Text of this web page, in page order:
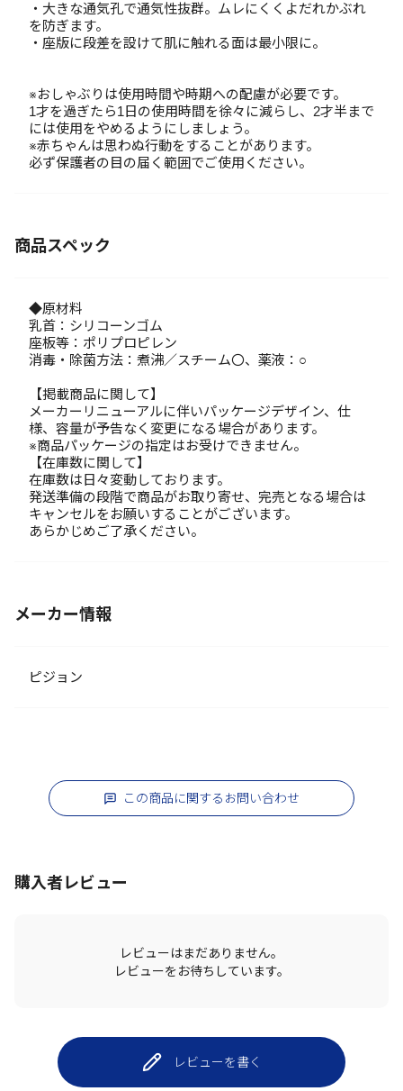
・大きな通気孔で通気性抜群。ムレにくくよだれかぶれ
を防ぎます。
・座版に段差を設けて肌に触れる面は最小限に。
※おしゃぶりは使用時間や時期への配慮が必要です。
1才を過ぎたら1日の使用時間を徐々に減らし、2才半まで
には使用をやめるようにしましょう。
※赤ちゃんは思わぬ行動をすることがあります。
必ず保護者の目の届く範囲でご使用ください。
商品スペック
◆原材料
乳首：シリコーンゴム
座板等：ポリプロピレン
消毒・除菌方法：煮沸／スチーム〇、薬液：○
【掲載商品に関して】
メーカーリニューアルに伴いパッケージデザイン、仕
様、容量が予告なく変更になる場合があります。
※商品パッケージの指定はお受けできません。
【在庫数に関して】
在庫数は日々変動しております。
発送準備の段階で商品がお取り寄せ、完売となる場合は
キャンセルをお願いすることがございます。
あらかじめご了承ください。
メーカー情報
ピジョン
この商品に関するお問い合わせ
購入者レビュー
レビューはまだありません。
レビューをお待ちしています。
レビューを書く